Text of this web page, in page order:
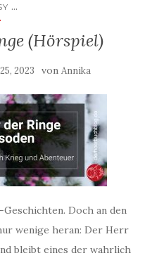
...
(Hörspiel)
2023 von Annika
Doch an den
wenige heran: Der Herr
bleibt eines der wahrlich